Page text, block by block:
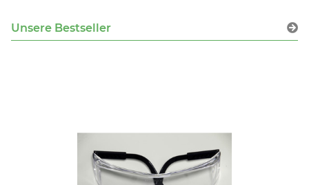
Unsere Bestseller